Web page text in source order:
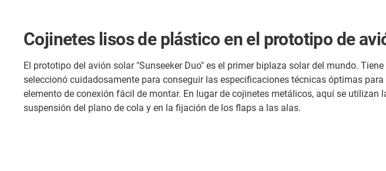
Cojinetes lisos de plástico en el prototipo de
El prototipo del avión solar "Sunseeker Duo" es el primer biplaza solar del mundo.
seleccionó cuidadosamente para conseguir las especificaciones técnicas óptimas
elemento de conexión fácil de montar. En lugar de cojinetes metálicos, aquí se
suspensión del plano de cola y en la fijación de los flaps a las alas.